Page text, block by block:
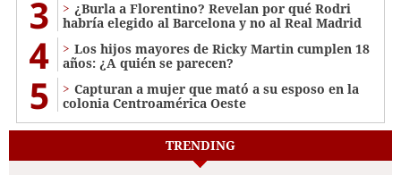
3
¿Burla a Florentino? Revelan por qué Rodri
habría elegido al Barcelona y no al Real Madrid
4
Los hijos mayores de Ricky Martin cumplen 18
años: ¿A quién se parecen?
5
Capturan a mujer que mató a su esposo en la
colonia Centroamérica Oeste
TRENDING